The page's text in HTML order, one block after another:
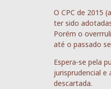
O CPC de 2015
ter sido
Porém o
até o passado
Espera-se pela
jurisprudencial
descartada.